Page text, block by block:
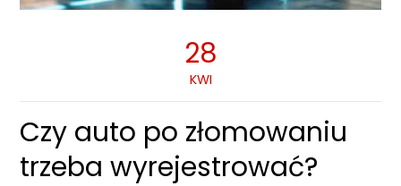
28
KWI
Czy auto po złomowaniu
trzeba wyrejestrować?